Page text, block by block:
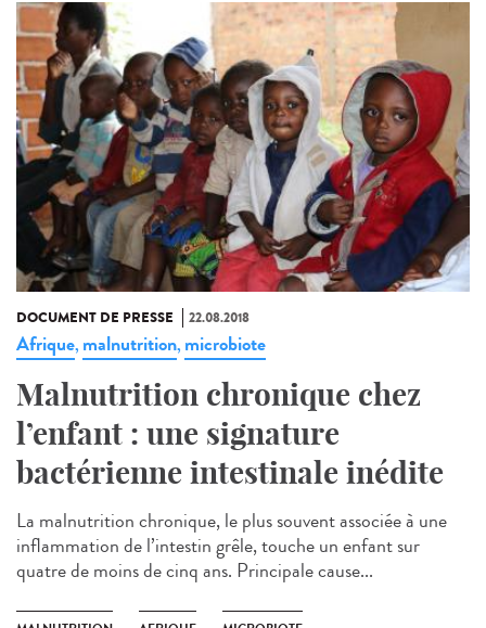
DOCUMENT DE PRESSE 22.08.2018
Afrique, malnutrition, microbiote
Malnutrition chronique chez
l’enfant : une signature
bactérienne intestinale inédite
La malnutrition chronique, le plus souvent associée à une
inflammation de l’intestin grêle, touche un enfant sur
quatre de moins de cinq ans. Principale cause...